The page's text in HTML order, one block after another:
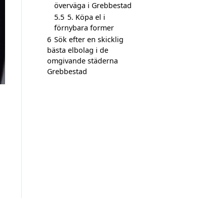
överväga i Grebbestad
5.5 5. Köpa el i
förnybara former
6 Sök efter en skicklig
bästa elbolag i de
omgivande städerna
Grebbestad